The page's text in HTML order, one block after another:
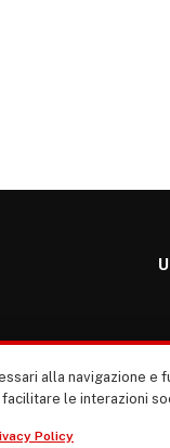
dei giornali
alla navigazione e
le interazioni
Policy